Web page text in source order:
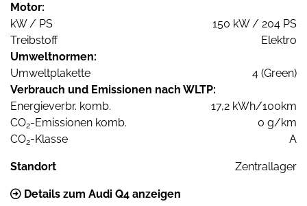
Motor:
kW / PS
150 kW / 204 PS
Treibstoff
Elektro
Umweltnormen:
Umweltplakette
4 (Green)
Verbrauch und Emissionen nach WLTP:
Energieverbr. komb.
17,2 kWh/100km
CO2-Emissionen komb.
0 g/km
CO2-Klasse A
Standort Zentrallager
Details zum Audi Q4 anzeigen